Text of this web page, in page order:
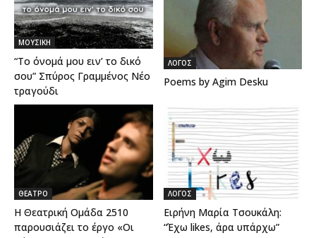
ΜΟΥΣΙΚΗ
“Το όνομά μου ειν’ το δικό
σου” Σπύρος Γραμμένος Νέο
τραγούδι
ΛΟΓΟΣ
Poems by Agim Desku
ΘΕΑΤΡΟ
Η Θεατρική Ομάδα 2510
παρουσιάζει το έργο «Οι
ΛΟΓΟΣ
Ειρήνη Μαρία Τσουκάλη:
“Έχω likes, άρα υπάρχω”